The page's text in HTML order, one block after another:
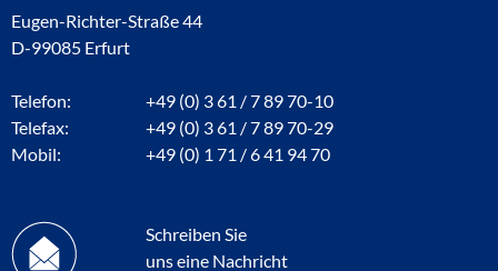
Eugen-Richter-Straße 44
D-99085 Erfurt
Telefon:
+49 (0) 3 61 / 7 89 70-10
Telefax:
+49 (0) 3 61 / 7 89 70-29
Mobil:
+49 (0) 1 71 / 6 41 94 70
Schreiben Sie
uns eine Nachricht